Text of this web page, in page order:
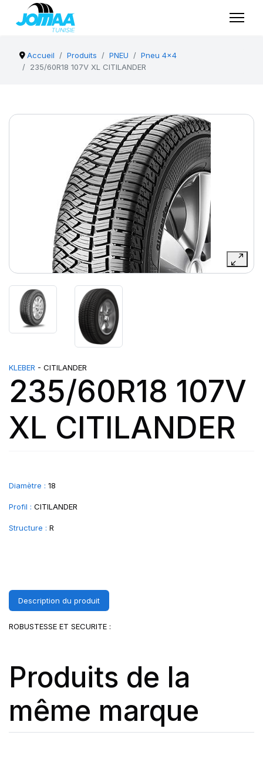
Accueil Produits PNEU
Pneu 4x4
235/60R18 107V XL CITILANDER
KLEBER - CITILANDER
235/60R18 107V
XL CITILANDER
Diamètre : 18
Profil : CITILANDER
Structure : R
Description du produit
ROBUSTESSE ET SECURITE :
Produits de la
même marque